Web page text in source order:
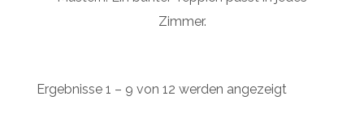
Zimmer.
Ergebnisse 1 – 9 von 12 werden angezeigt